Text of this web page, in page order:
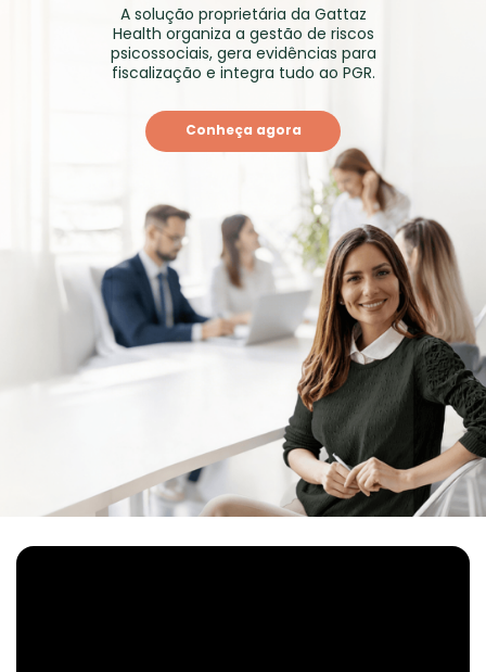
A solução proprietária da Gattaz
Health organiza a gestão de riscos
psicossociais, gera evidências para
fiscalização e integra tudo ao PGR.
Conheça agora